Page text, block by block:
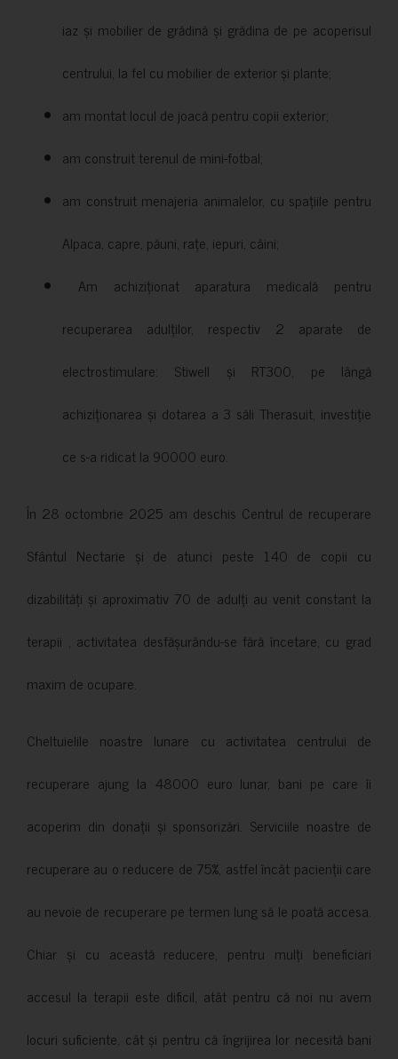
iaz și mobilier de grădină și grădina de pe acoperisul
centrului, la fel cu mobilier de exterior și plante;
am montat locul de joacă pentru copii exterior;
am construit terenul de mini-fotbal;
am construit menajeria animalelor, cu spațiile pentru
Alpaca, capre, păuni, rațe, iepuri, câini;
Am achiziționat aparatura medicală pentru
recuperarea adulților, respectiv 2 aparate de
electrostimulare: Stiwell și RT300, pe lângă
achiziționarea și dotarea a 3 săli Therasuit, investiție
ce s-a ridicat la 90000 euro.
În 28 octombrie 2025 am deschis Centrul de recuperare
Sfântul Nectarie și de atunci peste 140 de copii cu
dizabilități și aproximativ 70 de adulți au venit constant la
terapii , activitatea desfășurându-se fără încetare, cu grad
maxim de ocupare.
Cheltuielile noastre lunare cu activitatea centrului de
recuperare ajung la 48000 euro lunar, bani pe care îi
acoperim din donații și sponsorizări. Serviciile noastre de
recuperare au o reducere de 75%, astfel încât pacienții care
au nevoie de recuperare pe termen lung să le poată accesa.
Chiar și cu această reducere, pentru mulți beneficiari
accesul la terapii este dificil, atât pentru că noi nu avem
locuri suficiente, cât și pentru că îngrijirea lor necesită bani